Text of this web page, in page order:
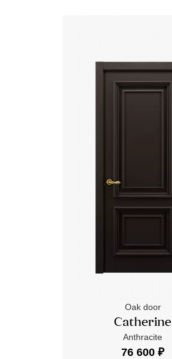
Oak door
Catherine
Anthracite
76 600 ₽